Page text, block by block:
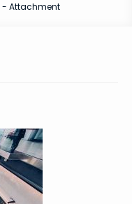
- Attachment